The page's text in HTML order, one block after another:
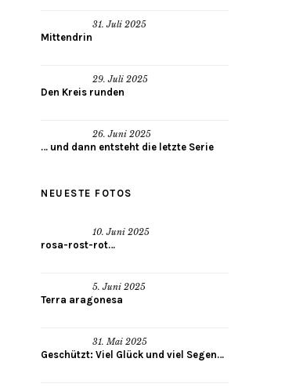
31. Juli 2025
Mittendrin
29. Juli 2025
Den Kreis runden
26. Juni 2025
… und dann entsteht die letzte Serie
NEUESTE FOTOS
10. Juni 2025
rosa-rost-rot…
5. Juni 2025
Terra aragonesa
31. Mai 2025
Geschützt: Viel Glück und viel Segen…